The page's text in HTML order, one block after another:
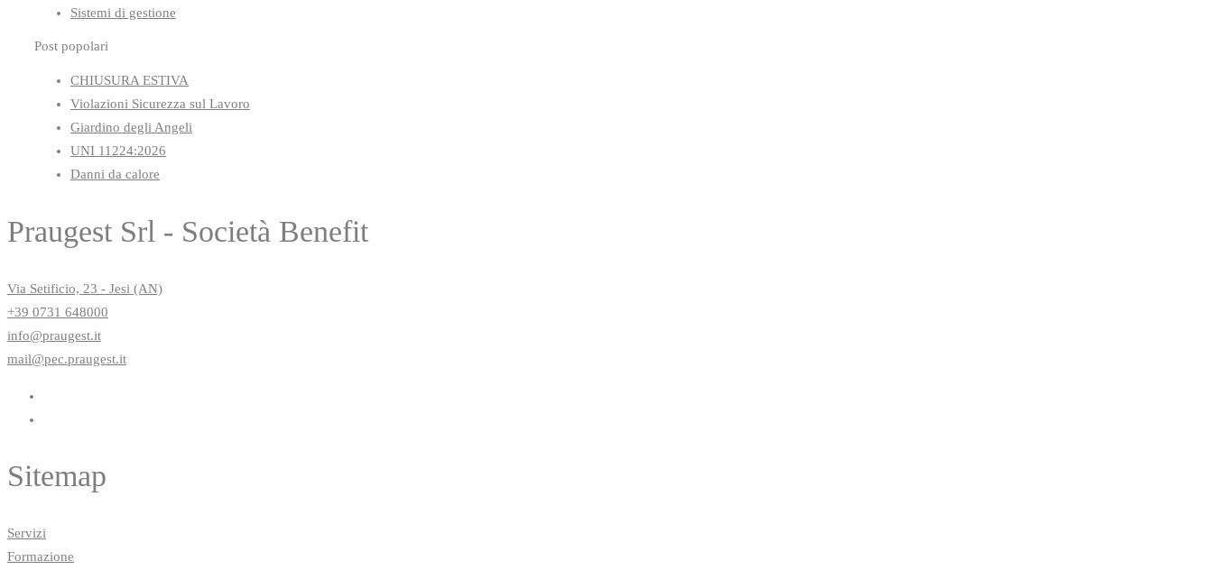
Sistemi di gestione
Post popolari
CHIUSURA ESTIVA
Violazioni Sicurezza sul Lavoro
Giardino degli Angeli
UNI 11224:2026
Danni da calore
Praugest Srl - Società Benefit
Via Setificio, 23 - Jesi (AN)
+39 0731 648000
info@praugest.it
mail@pec.praugest.it
Sitemap
Servizi
Formazione